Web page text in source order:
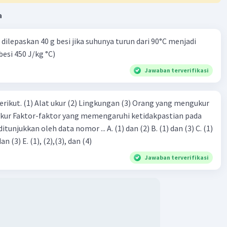
. 7
menyentuh tanah, energi potensial benda = 0,
2= 2 . 10 . 7)<--- Rumus gerak jatuh bebas
. Hmmm, energi kinektik ini sama dengan energi apa
kinektik sama dengan energi mekanik😁.
40 g besi jika suhunya turun dari 90°C menjadi
450 J/kg °C)
Jawaban terverifikasi
(1) Alat ukur (2) Lingkungan (3) Orang yang mengukur
Faktor-faktor yang memengaruhi ketidakpastian pada
data nomor ... A. (1) dan (2) B. (1) dan (3) C. (1)
dan (4) D. (1), (2), dan (3) E. (1), (2),(3), dan (4)
Jawaban terverifikasi